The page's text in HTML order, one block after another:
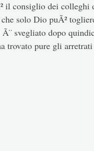
il consiglio dei colleghi
solo Dio puÃ²
svegliato dopo
trovato pure gli